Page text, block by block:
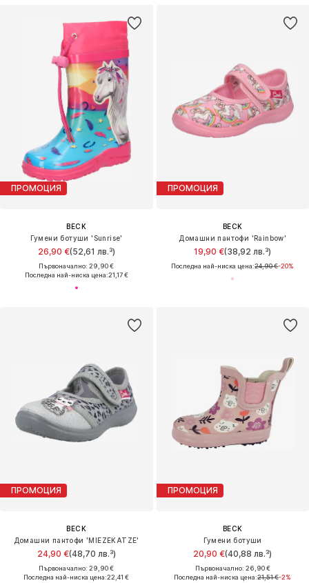
ПРОМОЦИЯ
BECK
Гумени ботуши 'Sunrise'
26,90 €(52,61 лв.³)
Първоначално: 29,90 €
Последна най-ниска цена:21,17 €
ПРОМОЦИЯ
BECK
Домашни пантофи 'Rainbow'
19,90 €(38,92 лв.³)
Последна най-ниска цена:24,90 €-20%
ПРОМОЦИЯ
BECK
Домашни пантофи 'MIEZEKATZE'
24,90 €(48,70 лв.³)
Първоначално: 29,90 €
Последна най-ниска цена:22,41 €
ПРОМОЦИЯ
BECK
Гумени ботуши
20,90 €(40,88 лв.³)
Първоначално: 26,90 €
Последна най-ниска цена:21,51 €-2%